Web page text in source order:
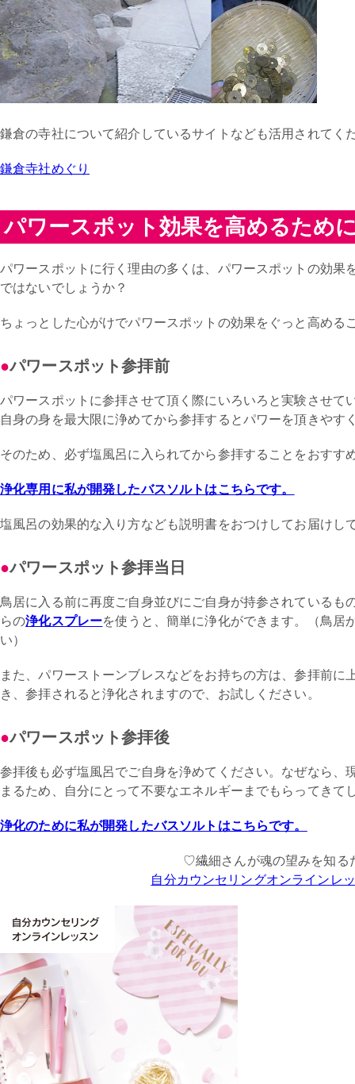
鎌倉の寺社について紹介しているサイトなども活用されてく
鎌倉寺社めぐり
パワースポット効果を高めるため
パワースポットに行く理由の多くは、パワースポットの効果
ではないでしょうか？
ちょっとした心がけでパワースポットの効果をぐっと高める
パワースポット参拝前
パワースポットに参拝させて頂く際にいろいろと実験させて
自身の身を最大限に浄めてから参拝するとパワーを頂きやす
そのため、必ず塩風呂に入られてから参拝することをおすす
浄化専用に私が開発したバスソルトはこちらです。
塩風呂の効果的な入り方なども説明書をおつけしてお届けし
パワースポット参拝当日
鳥居に入る前に再度ご自身並びにご自身が持参されているも
らの浄化スプレーを使うと、簡単に浄化ができます。（鳥居
い）
また、パワーストーンブレスなどをお持ちの方は、参拝前に
き、参拝されると浄化されますので、お試しください。
パワースポット参拝後
参拝後も必ず塩風呂でご自身を浄めてください。なぜなら、
まるため、自分にとって不要なエネルギーまでもらってきて
浄化のために私が開発したバスソルトはこちらです。
♡繊細さんが魂の望みを知る
自分カウンセリングオンラインレ